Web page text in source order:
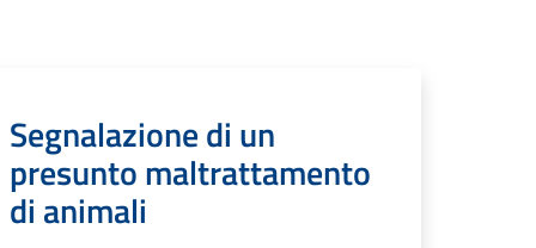
Segnalazione di un
presunto maltrattamento
di animali